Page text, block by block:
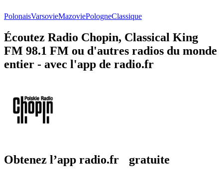
PolonaisVarsovieMazoviePologneClassique
Écoutez Radio Chopin, Classical King
FM 98.1 FM ou d'autres radios du monde
entier - avec l'app de radio.fr
Obtenez l’app radio.fr gratuite